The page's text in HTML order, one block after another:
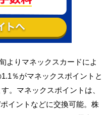
よりマネックスカードによ
％がマネックスポイントと
。マネックスポイントは、
イントなどに交換可能。株